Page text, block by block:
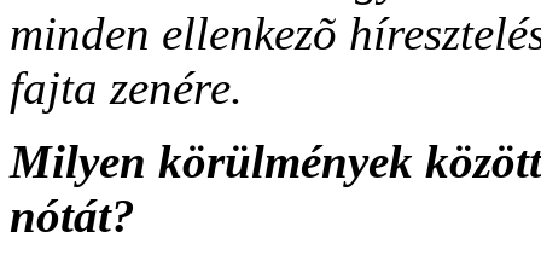
minden ellenkezõ
fajta zenére.
Milyen körülmények
nótát?